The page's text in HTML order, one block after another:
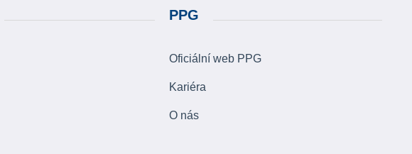
PPG
Oficiální web PPG
Kariéra
O nás